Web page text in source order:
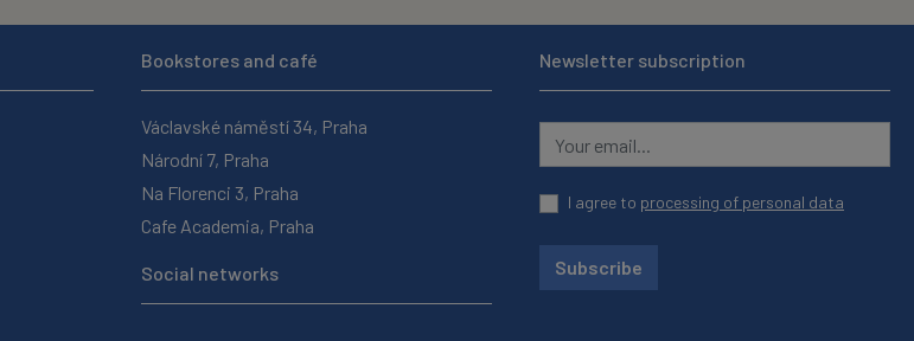
Bookstores and café
Václavské náměstí 34, Praha
Národní 7, Praha
Na Florenci 3, Praha
Cafe Academia, Praha
Social networks
Newsletter subscription
I agree to processing of personal data
Subscribe